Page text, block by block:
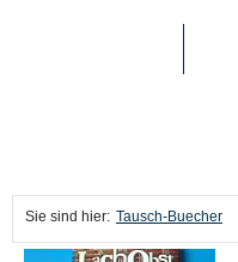
Sie sind hier: Tausch-Buecher